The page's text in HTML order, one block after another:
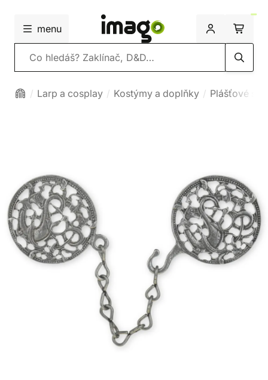
menu
Vyhledávání
Larp a cosplay Kostýmy a doplňky Plášťové